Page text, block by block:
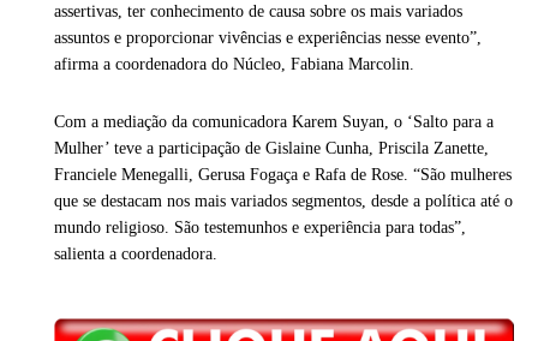
assertivas, ter conhecimento de causa sobre os mais variados
assuntos e proporcionar vivências e experiências nesse evento”,
afirma a coordenadora do Núcleo, Fabiana Marcolin.
Com a mediação da comunicadora Karem Suyan, o ‘Salto para a
Mulher’ teve a participação de Gislaine Cunha, Priscila Zanette,
Franciele Menegalli, Gerusa Fogaça e Rafa de Rose. “São mulheres
que se destacam nos mais variados segmentos, desde a política até o
mundo religioso. São testemunhos e experiência para todas”,
salienta a coordenadora.